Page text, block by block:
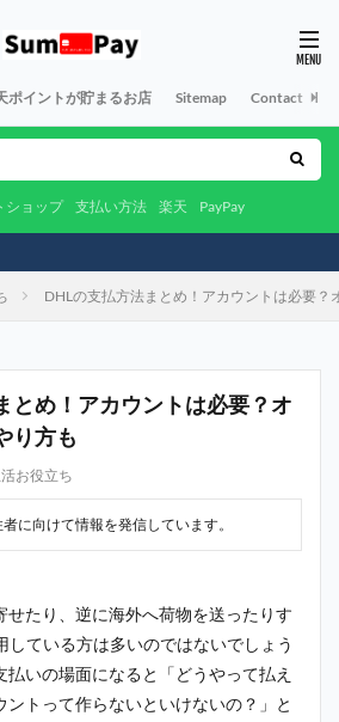
ポイントが貯まるお店 Sitemap Contact
ショップ 支払い方法 楽天 PayPay
DHLの支払方法まとめ！アカウントは必要？
とめ！アカウントは必要？オ
り方も
お役立ち
に向けて情報を発信しています。
せたり、逆に海外へ荷物を送ったりす
している方は多いのではないでしょう
いの場面になると「どうやって払え
ントって作らないといけないの？」と